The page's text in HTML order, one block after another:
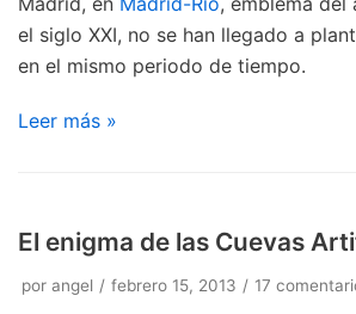
el siglo XXI, no se han llegado a
en el mismo periodo de tiempo.
Leer más »
El enigma de las Cuevas
por angel febrero 15, 2013 17